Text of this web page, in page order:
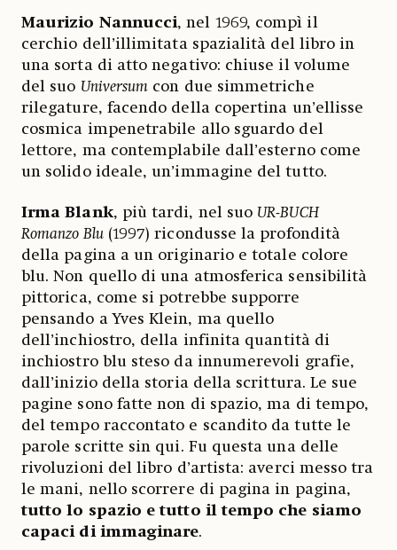
Maurizio Nannucci, nel 1969, compì il
cerchio dell’illimitata spazialità del libro in
una sorta di atto negativo: chiuse il volume
del suo Universum con due simmetriche
rilegature, facendo della copertina un’ellisse
cosmica impenetrabile allo sguardo del
lettore, ma contemplabile dall’esterno come
un solido ideale, un’immagine del tutto.
Irma Blank, più tardi, nel suo UR-BUCH
Romanzo Blu(1997) ricondusse la profondità
della pagina a un originario e totale colore
blu. Non quello di una atmosferica sensibilità
pittorica, come si potrebbe supporre
pensando a Yves Klein, ma quello
dell’inchiostro, della infinita quantità di
inchiostro blu steso da innumerevoli grafie,
dall’inizio della storia della scrittura. Le sue
pagine sono fatte non di spazio, ma di tempo,
del tempo raccontato e scandito da tutte le
parole scritte sin qui. Fu questa una delle
rivoluzioni del libro d’artista: averci messo tra
le mani, nello scorrere di pagina in pagina,
tutto lo spazio e tutto il tempo che siamo
capaci di immaginare.